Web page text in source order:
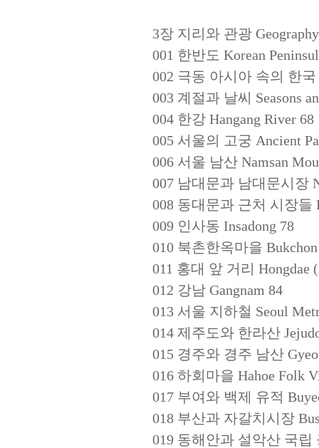
3장 지리와 관광
001 한반도 Korean
002 극동 아시아 속의 한국
003 계절과 날씨 Seasons
004 한강 Hangang River 68
005 서울의 고궁 Ancient
006 서울 남산 Namsan
007 남대문과 남대문시장
008 동대문과 근처 시장들
009 인사동 Insadong 78
010 북촌한옥마을
011 홍대 앞 거리 Hongdae
012 강남 Gangnam 84
013 서울 지하철 Seoul
014 제주도와 한라산
015 경주와 경주 남산
016 하회마을 Hahoe Folk
017 부여와 백제 유적
018 부산과 자갈치시장
019 동해안과 설악산 국립